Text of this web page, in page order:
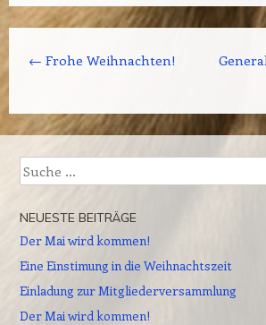
← Frohe Weihnachten!
Suche
NEUESTE BEITRÄGE
Der Mai wird kommen!
Eine Einstimung in die Weihnachtszeit
Einladung zur Mitgliederversammlung
Der Mai wird kommen!